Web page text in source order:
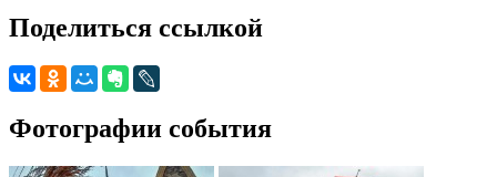
Поделиться ссылкой
Фотографии события